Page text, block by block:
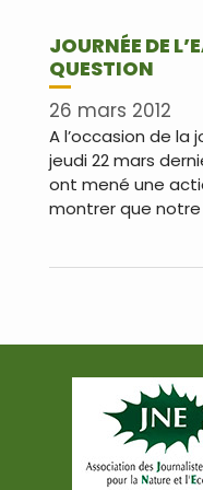
JOURNÉE DE
QUESTION
26 mars 2012
A l’occasion de la
jeudi 22 mars
ont mené une
montrer que notre